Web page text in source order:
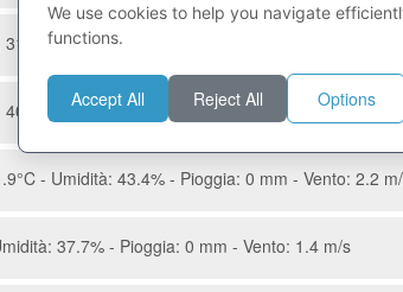
- Pioggia: 0.7 mm - Vento: 2.4 m/s
- Pioggia: 0.5 mm - Vento: 2.5 m/s
- Umidità: 43.4% - Pioggia: 0 mm - Vento: 2.2
37.7% - Pioggia: 0 mm - Vento: 1.4 m/s
We use cookies to help you navigate
functions.
Accept All Reject All Options